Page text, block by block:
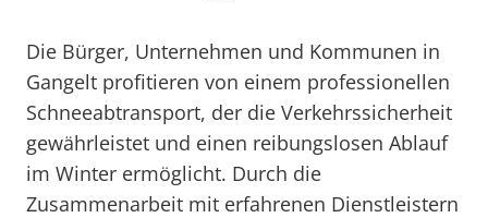
Die Bürger, Unternehmen und Kommunen in
Gangelt profitieren von einem professionellen
Schneeabtransport, der die Verkehrssicherheit
gewährleistet und einen reibungslosen Ablauf
im Winter ermöglicht. Durch die
Zusammenarbeit mit erfahrenen Dienstleistern